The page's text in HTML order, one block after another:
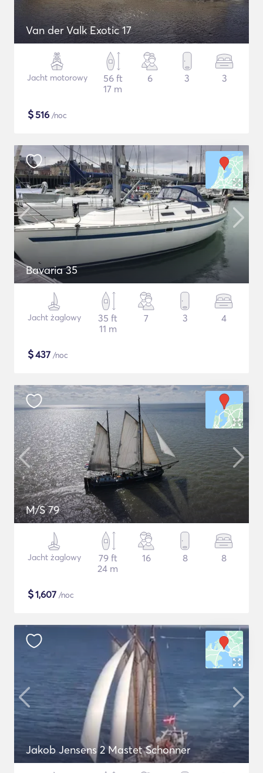
Van der Valk Exotic 17
Jacht motorowy
56 ft
17 m
6 3 3
$516 /noc
Bavaria 35
Jacht żaglowy
35 ft
11 m
7 3 4
$437 /noc
M/S 79
Jacht żaglowy
79 ft
24 m
16 8 8
$1,607 /noc
Jakob Jensens 2 Mastet Schonner